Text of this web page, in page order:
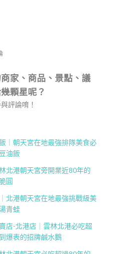
家、商品、景點、議
顆星呢？
評論唷！
｜朝天宮在地最強排隊美食必
油飯
北港朝天宮旁開業近80年的
圓
北港朝天宮在地最強挑戰級美
青蛙
店-北港店｜雲林北港必吃超
爆表的招牌鹹水鵝